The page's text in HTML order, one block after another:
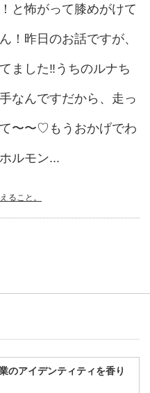
と怖がって膝めがけて
！昨日のお話ですが、
ました‼︎うちのルナち
なんですだから、走っ
〜〜♡もうおかげでわ
ルモン...
ること。
のアイデンティティを香り